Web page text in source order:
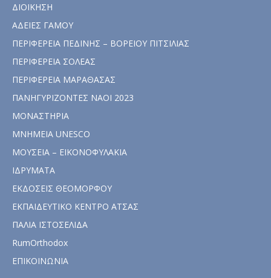
ΔΙΟΙΚΗΣΗ
ΑΔΕΙΕΣ ΓΑΜΟΥ
ΠΕΡΙΦΕΡΕΙΑ ΠΕΔΙΝΗΣ – ΒΟΡΕΙΟΥ ΠΙΤΣΙΛΙΑΣ
ΠΕΡΙΦΕΡΕΙΑ ΣΟΛΕΑΣ
ΠΕΡΙΦΕΡΕΙΑ ΜΑΡΑΘΑΣΑΣ
ΠΑΝΗΓΥΡΙΖΟΝΤΕΣ ΝΑΟΙ 2023
ΜΟΝΑΣΤΗΡΙΑ
ΜΝΗΜΕΙΑ UNESCO
ΜΟΥΣΕΙΑ – ΕΙΚΟΝΟΦΥΛΑΚΙΑ
ΙΔΡΥΜΑΤΑ
ΕΚΔΟΣΕΙΣ ΘΕΟΜΟΡΦΟΥ
ΕΚΠΑΙΔΕΥΤΙΚΟ ΚΕΝΤΡΟ ΑΤΣΑΣ
ΠΑΛΙΑ ΙΣΤΟΣΕΛΙΔΑ
RumOrthodox
ΕΠΙΚΟΙΝΩΝΙΑ